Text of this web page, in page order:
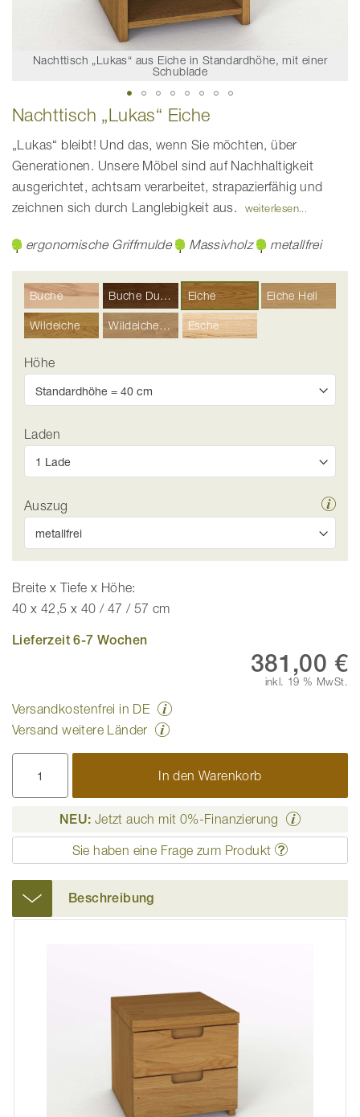
Nachttisch „Lukas“ aus Eiche in Standardhöhe, mit einer
Schublade
Zum
Anfang
Bildgalerie
springen
Nachttisch „Lukas“ Eiche
„Lukas“ bleibt! Und das, wenn Sie möchten, über
Generationen. Unsere Möbel sind auf Nachhaltigkeit
ausgerichtet, achtsam verarbeitet, strapazierfähig und
zeichnen sich durch Langlebigkeit aus.
weiterlesen
ergonomische Griffmulde Massivholz metallfrei
Buche Buche Dunkel Eiche Eiche Hell
Wildeiche Wildeiche Hell Esche
Höhe
Laden
Auszug
Breite x Tiefe x Höhe:
40 x 42,5 x 40 / 47 / 57 cm
Lieferzeit 6-7 Wochen
381,00 €
inkl. 19 % MwSt.
Versandkostenfrei in DE
Versand weitere Länder
In den Warenkorb
NEU: Jetzt auch mit 0%-Finanzierung
Sie haben eine Frage zum Produkt
Beschreibung